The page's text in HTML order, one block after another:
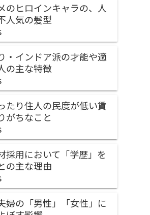
のヒロインキャラの、人
人気の髪型
・インドア派の才能や適
の主な特徴
たり住人の民度が低い賃
がちなこと
採用において「学歴」を
の主な理由
婦の「男性」「女性」に